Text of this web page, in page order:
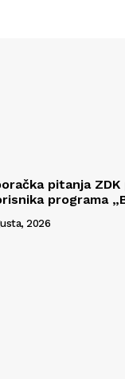
pitanja
programa
2026